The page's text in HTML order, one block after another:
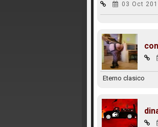
03 Oct
Eterno clasico